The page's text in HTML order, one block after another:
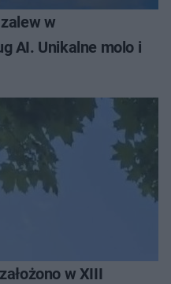
w
AI. Unikalne molo i
w XIII